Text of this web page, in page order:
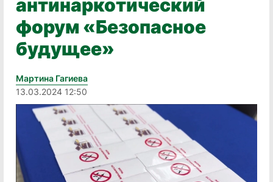
антинаркотический
форум «Безопасное
будущее»
Мартина Гагиева
13.03.2024 12:50